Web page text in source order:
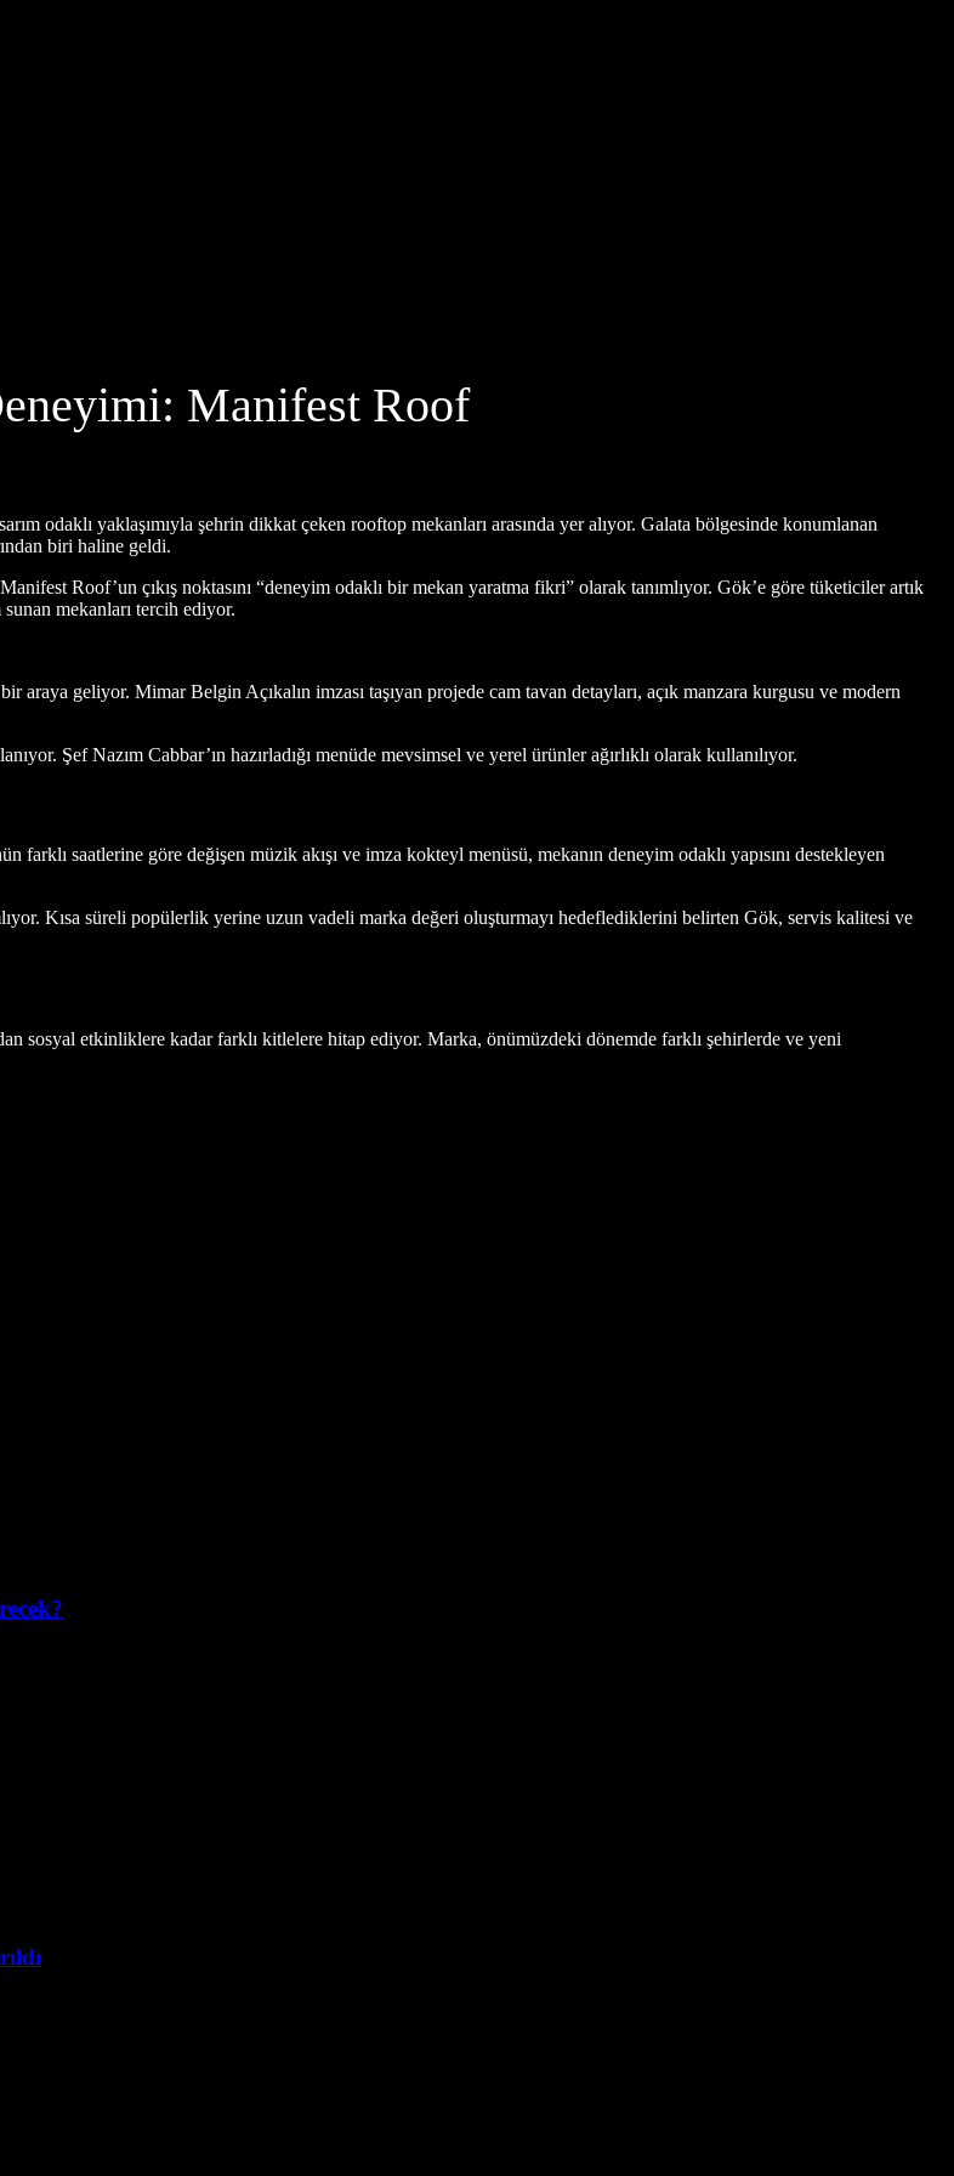
Manifest Roof
odaklı yaklaşımıyla şehrin dikkat çeken rooftop mekanları arasında yer alıyor. Galata bölgesinde konumlanan
biri haline geldi.
Roof’un çıkış noktasını “deneyim odaklı bir mekan yaratma fikri” olarak tanımlıyor. Gök’e göre tüketiciler artık
mekanları tercih ediyor.
geliyor. Mimar Belgin Açıkalın imzası taşıyan projede cam tavan detayları, açık manzara kurgusu ve modern
Şef Nazım Cabbar’ın hazırladığı menüde mevsimsel ve yerel ürünler ağırlıklı olarak kullanılıyor.
saatlerine göre değişen müzik akışı ve imza kokteyl menüsü, mekanın deneyim odaklı yapısını destekleyen
Kısa süreli popülerlik yerine uzun vadeli marka değeri oluşturmayı hedeflediklerini belirten Gök, servis kalitesi ve
sosyal etkinliklere kadar farklı kitlelere hitap ediyor. Marka, önümüzdeki dönemde farklı şehirlerde ve yeni